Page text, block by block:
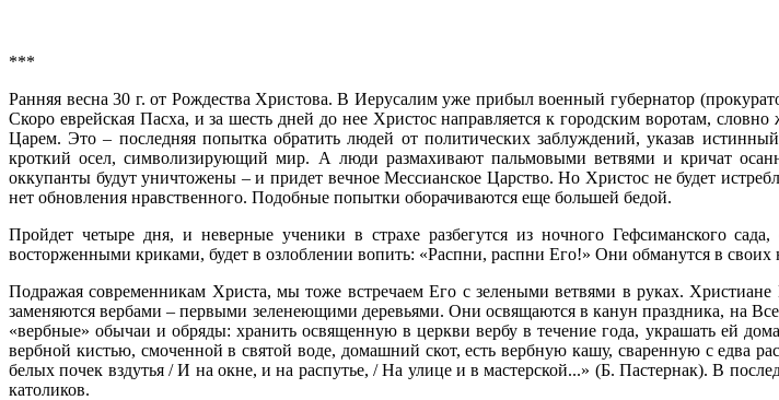
***
Ранняя весна 30 г. от Рождества Христова. В Иерусалим уже прибыл военный губернатор
Скоро еврейская Пасха, и за шесть дней до нее Христос направляется к городским воротам,
Царем. Это – последняя попытка обратить людей от политических заблуждений, указав
кроткий осел, символизирующий мир. А люди размахивают пальмовыми ветвями и кричат
оккупанты будут уничтожены – и придет вечное Мессианское Царство. Но Христос не будет
нет обновления нравственного. Подобные попытки оборачиваются еще большей бедой.
Пройдет четыре дня, и неверные ученики в страхе разбегутся из ночного Гефсиманского
восторженными криками, будет в озлоблении вопить: «Распни, распни Его!» Они обманутся в своих
Подражая современникам Христа, мы тоже встречаем Его с зелеными ветвями в руках.
заменяются вербами – первыми зеленеющими деревьями. Они освящаются в канун праздника, на
«вербные» обычаи и обряды: хранить освященную в церкви вербу в течение года, украшать ей
вербной кистью, смоченной в святой воде, домашний скот, есть вербную кашу, сваренную с едва
белых почек вздутья / И на окне, и на распутье, / На улице и в мастерской...» (Б. Пастернак). В
католиков.